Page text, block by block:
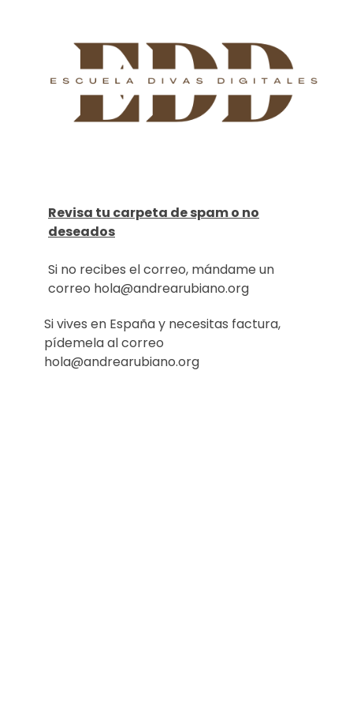
Revisa tu carpeta de spam o no
deseados
Si no recibes el correo, mándame un
correo hola@andrearubiano.org
Si vives en España y necesitas factura,
pídemela al correo
hola@andrearubiano.org